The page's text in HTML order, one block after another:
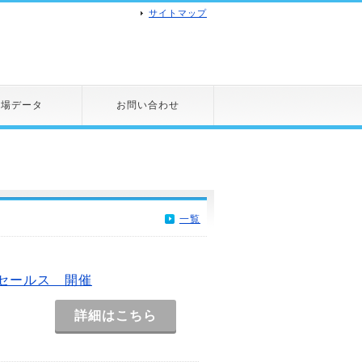
サイトマップ
データ お問い合わせ
一覧
ールス 開催
詳細はこちら